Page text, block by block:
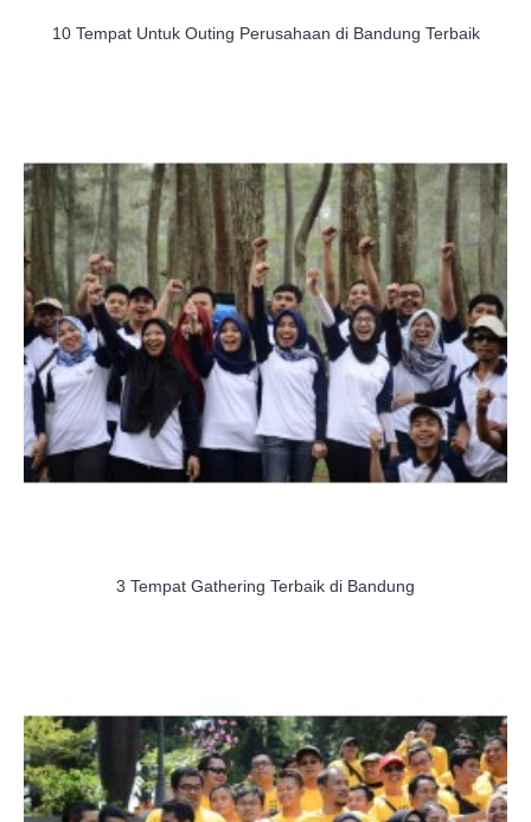
10 Tempat Untuk Outing Perusahaan di Bandung Terbaik
3 Tempat Gathering Terbaik di Bandung